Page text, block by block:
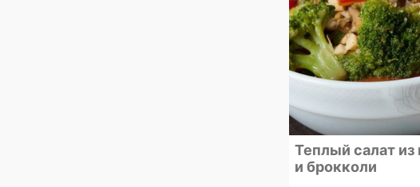
Овощной салат с
печеным перцем,